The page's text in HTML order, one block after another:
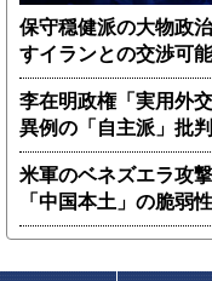
保守穏健派の大物政
すイランとの交渉可
李在明政権「実用外
異例の「自主派」批判
米軍のベネズエラ攻
「中国本土」の脆弱性